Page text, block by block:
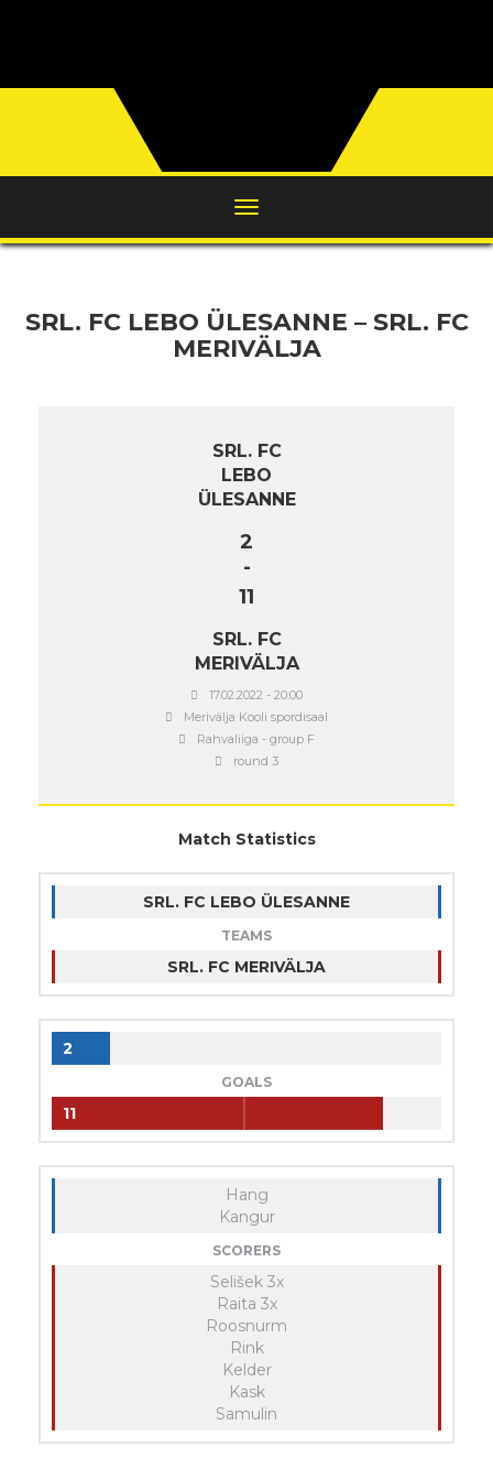
SRL. FC LEBO ÜLESANNE – SRL. FC
MERIVÄLJA
SRL. FC
LEBO
ÜLESANNE
2
-
11
SRL. FC
MERIVÄLJA
17.02.2022 - 20:00
Merivälja Kooli spordisaal
Rahvaliiga - group F
round 3
Match Statistics
SRL. FC LEBO ÜLESANNE
TEAMS
SRL. FC MERIVÄLJA
2
GOALS
11
Hang
Kangur
SCORERS
Selišek 3x
Raita 3x
Roosnurm
Rink
Kelder
Kask
Samulin